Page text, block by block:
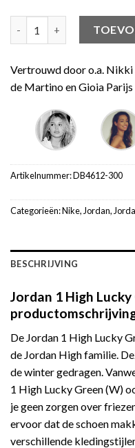
Jordan 1 High Lucky
Vertrouwd door o.a. Nikki
de Martino en Gioia Parijs
Artikelnummer:DB4612-300
Categorieën:Nike, Jordan,
BESCHRIJVING
Jordan 1 High
De Jordan 1 High Lucky
de Jordan High familie.
de winter gedragen.
1 High Lucky Green (W)
je geen zorgen over
ervoor dat de schoen
verschillende